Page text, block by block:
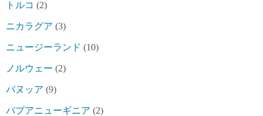
トルコ (2)
ニカラグア (3)
ニュージーランド (10)
ノルウェー (2)
バヌッア (9)
パプアニューギニア (2)